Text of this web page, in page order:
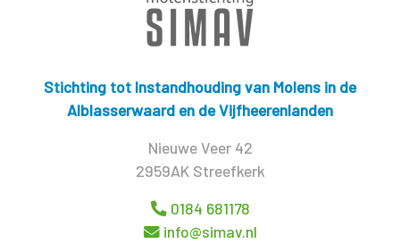
Stichting tot Instandhouding van Molens in de
Alblasserwaard en de Vijfheerenlanden
Nieuwe Veer 42
2959AK Streefkerk
0184 681178
info@simav.nl